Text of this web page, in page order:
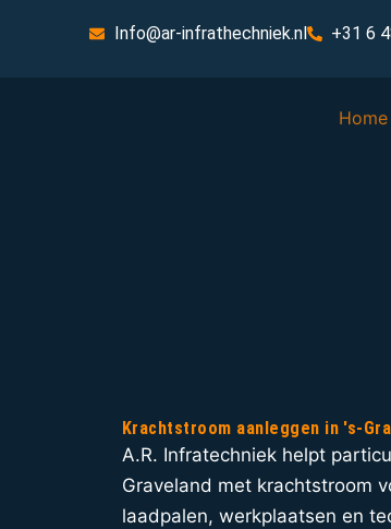
Info@ar-infrathechniek.nl +31 6
Home
Krachtstroom aanleggen in 's-
A.R. Infratechniek helpt
Graveland met krachtstroom
laadpalen, werkplaatsen en